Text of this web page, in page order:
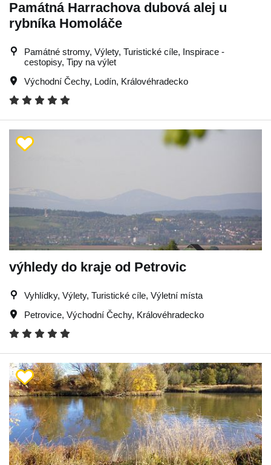
Památná Harrachova dubová alej u
rybníka Homoláče
Památné stromy, Výlety, Turistické cíle, Inspirace -
cestopisy, Tipy na výlet
Východní Čechy, Lodín, Královéhradecko
výhledy do kraje od Petrovic
Vyhlídky, Výlety, Turistické cíle, Výletní místa
Petrovice, Východní Čechy, Královéhradecko